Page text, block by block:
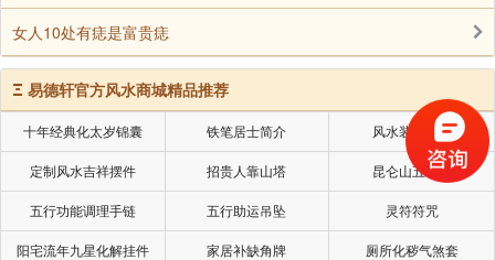
女人10处有痣是富贵痣
Ξ 易德轩官方风水商城精品推荐
十年经典化太岁锦囊 铁笔居士简介 风水装修设计
定制风水吉祥摆件 招贵人靠山塔 昆仑山五色土
五行功能调理手链 五行助运吊坠 灵符符咒
阳宅流年九星化解挂件 家居补缺角牌 厕所化秽气煞套